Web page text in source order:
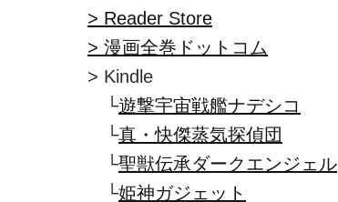
> Reader Store
> 漫画全巻ドットコム
> Kindle
└遊撃宇宙戦艦ナデシコ
└真・快傑蒸気探偵団
└聖獣伝承ダークエンジェル
└姫神ガジェット